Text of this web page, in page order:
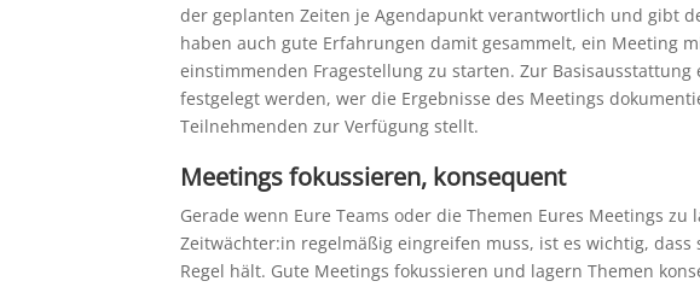
der geplanten Zeiten je Agendapunkt verantwortlich und gibt
haben auch gute Erfahrungen damit gesammelt, ein Meeting
einstimmenden Fragestellung zu starten. Zur
festgelegt werden, wer die Ergebnisse des Meetings
Teilnehmenden zur Verfügung stellt.
Meetings fokussieren, konsequent
Gerade wenn Eure Teams oder die Themen Eures Meetings
Zeitwächter:in regelmäßig eingreifen muss, ist es wichtig,
Regel hält. Gute Meetings fokussieren und lagern Themen